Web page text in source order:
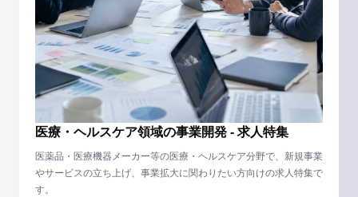
医療・ヘルスケア領域の事業開発 - 求人特集
医薬品・医療機器メーカー等の医療・ヘルスケア分野で、新規事業
やサービスの立ち上げ、事業拡大に関わりたい方向けの求人特集で
す。